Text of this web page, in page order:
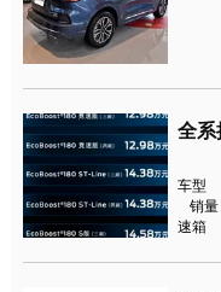
车型
销量
速箱